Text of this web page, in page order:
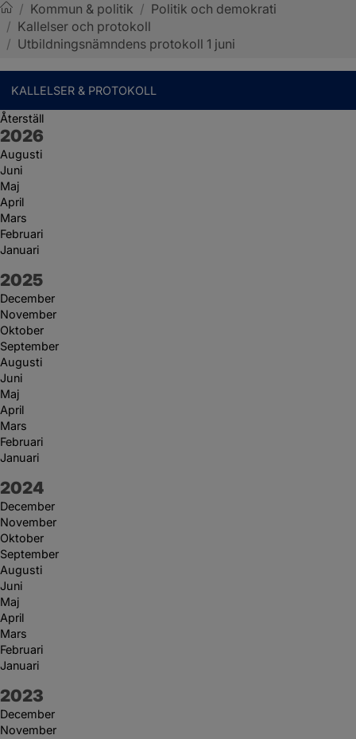
Sotenäs kommun
/ Kommun & politik / Politik och demokrati
/ Kallelser och protokoll
/ Utbildningsnämndens protokoll 1 juni
KALLELSER & PROTOKOLL
Återställ
År:
2026
Augusti
Juni
Maj
April
Mars
Februari
Januari
År:
2025
December
November
Oktober
September
Augusti
Juni
Maj
April
Mars
Februari
Januari
År:
2024
December
November
Oktober
September
Augusti
Juni
Maj
April
Mars
Februari
Januari
År:
2023
December
November